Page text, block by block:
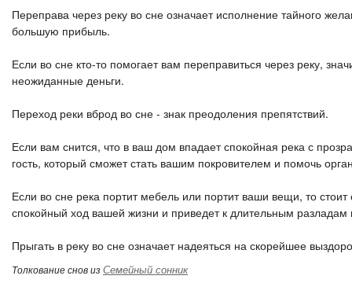
Переправа через реку во сне означает исполнение тайного
большую прибыль.
Если во сне кто-то помогает вам переправиться через реку,
неожиданные деньги.
Переход реки вброд во сне - знак преодоления препятствий.
Если вам снится, что в ваш дом впадает спокойная река с
гость, который сможет стать вашим покровителем и помочь
Если во сне река портит мебель или портит ваши вещи, то
спокойный ход вашей жизни и приведет к длительным
Прыгать в реку во сне означает надеяться на скорейшее
Толкование снов изСемейный сонник